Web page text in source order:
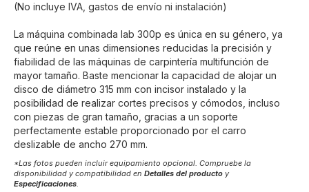
(No incluye IVA, gastos de envío ni instalación)
La máquina combinada lab 300p es única en su género, ya
que reúne en unas dimensiones reducidas la precisión y
fiabilidad de las máquinas de carpintería multifunción de
mayor tamaño. Baste mencionar la capacidad de alojar un
disco de diámetro 315 mm con incisor instalado y la
posibilidad de realizar cortes precisos y cómodos, incluso
con piezas de gran tamaño, gracias a un soporte
perfectamente estable proporcionado por el carro
deslizable de ancho 270 mm.
*Las fotos pueden incluir equipamiento opcional. Compruebe la
disponibilidad y compatibilidad en Detalles del producto y
Especificaciones.